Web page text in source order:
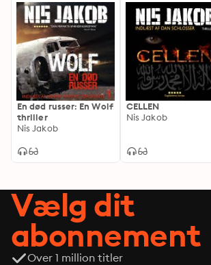
En død russer: En Wolf
thriller
Nis Jakob
CELLEN
Nis Jakob
Vælg dit
abonnement
Over 1 million titler